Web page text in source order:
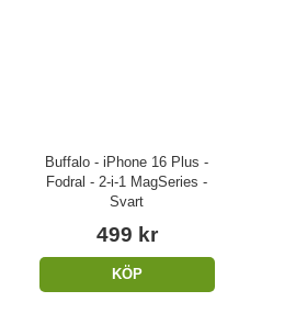
Buffalo - iPhone 16 Plus -
Fodral - 2-i-1 MagSeries -
Svart
499 kr
KÖP